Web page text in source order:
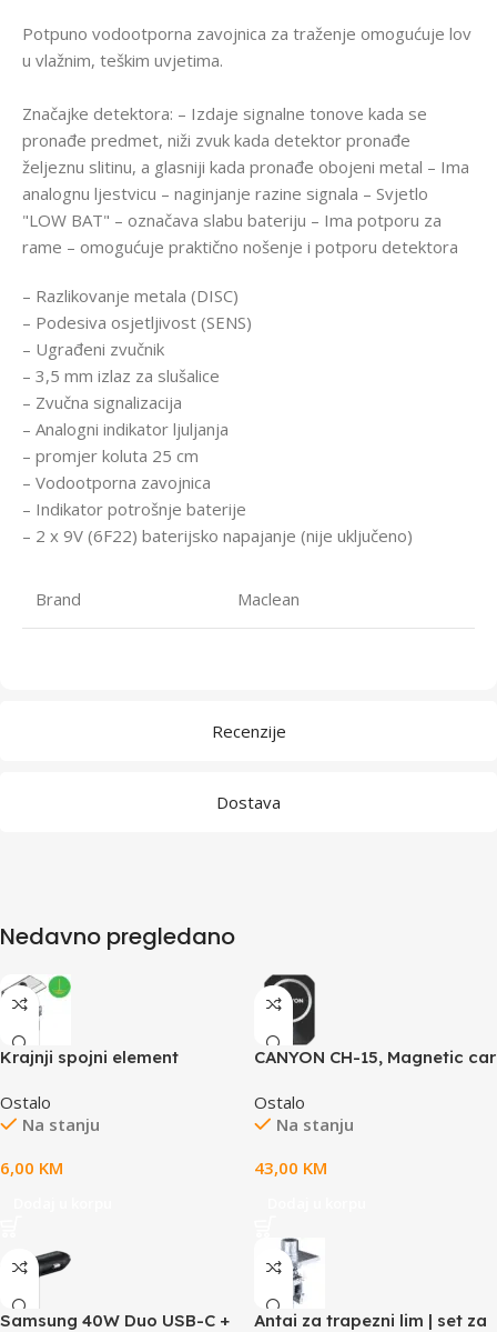
Recenzije
Dostava
Potpuno vodootporna zavojnica za traženje omogućuje lov
u vlažnim, teškim uvjetima.
Značajke detektora: – Izdaje signalne tonove kada se
pronađe predmet, niži zvuk kada detektor pronađe
željeznu slitinu, a glasniji kada pronađe obojeni metal – Ima
analognu ljestvicu – naginjanje razine signala – Svjetlo
"LOW BAT" – označava slabu bateriju – Ima potporu za
rame – omogućuje praktično nošenje i potporu detektora
– Razlikovanje metala (DISC)
– Podesiva osjetljivost (SENS)
– Ugrađeni zvučnik
– 3,5 mm izlaz za slušalice
– Zvučna signalizacija
– Analogni indikator ljuljanja
– promjer koluta 25 cm
– Vodootporna zavojnica
– Indikator potrošnje baterije
– 2 x 9V (6F22) baterijsko napajanje (nije uključeno)
Brand Maclean
Nedavno pregledano
Krajnji spojni element
Ostalo
Na stanju
6,00 KM
CANYON CH-15, Magnetic car
C-15-01, 15W，Input: USB-C:
5V/2A, 9V/3A;Output: 5W,
15W;83*60*8.15mm,0.147kg,bl
Ostalo
Na stanju
43,00 KM
Samsung 40W Duo USB-C +
Antai za trapezni lim | set za